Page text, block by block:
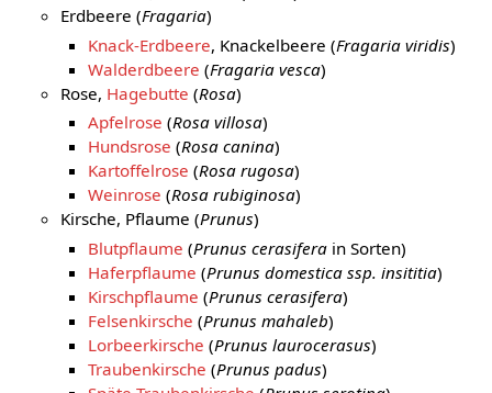
Erdbeere (Fragaria)
Knack-Erdbeere, Knackelbeere (Fragaria viridis)
Walderdbeere (Fragaria vesca)
Rose, Hagebutte (Rosa)
Apfelrose (Rosa villosa)
Hundsrose (Rosa canina)
Kartoffelrose (Rosa rugosa)
Weinrose (Rosa rubiginosa)
Kirsche, Pflaume (Prunus)
Blutpflaume (Prunus cerasiferain Sorten)
Haferpflaume (Prunus domestica ssp. insititia)
Kirschpflaume (Prunus cerasifera)
Felsenkirsche (Prunus mahaleb)
Lorbeerkirsche (Prunus laurocerasus)
Traubenkirsche (Prunus padus)